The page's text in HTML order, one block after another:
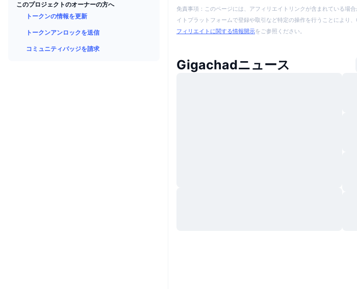
このプロジェクトのオーナーの方へ
トークンの情報を更新
トークンアンロックを送信
コミュニティバッジを請求
免責事項：このページには、アフィリエイトリンクが含まれている場
イトプラットフォームで登録や取引など特定の操作を行うことにより
フィリエイトに関する情報開示をご参照ください。
Gigachadニュース